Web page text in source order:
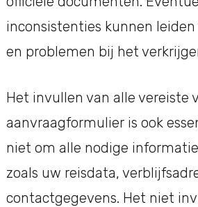
inconsistenties kunnen
en problemen bij het
Het invullen van alle vereiste
aanvraagformulier is ook
niet om alle nodige
zoals uw reisdata,
contactgegevens. Het niet